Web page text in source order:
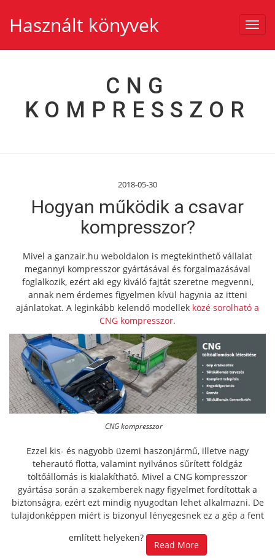
Használt könyvek
CNG
KOMPRESSZOR
2018-05-30
Hogyan működik a csavar
kompresszor?
Mivel a ganzair.hu weboldalon is megtekinthető vállalat
megannyi kompresszor gyártásával és forgalmazásával
foglalkozik, ezért aki egy kiváló fajtát szeretne megvenni,
annak nem érdemes figyelmen kívül hagynia az itteni
ajánlatokat. A leginkább kelendő modellek közé sorolható a
CNG kompresszor.
CNG kompresszor
Ezzel kis- és nagyobb üzemi haszonjármű, illetve nagy
teherautó flotta, valamint nyilvános sűrített földgáz
töltőállomás is kialakítható. Mivel a CNG kompresszor
gyártása során a szakemberek nagy figyelmet fordítottak a
biztonságra, ezért ezt mindig nyugodtan lehet alkalmazni. De
tulajdonképpen miért is bizonyul lényegesnek ez a gép a fent
említett helyeken?
Read More